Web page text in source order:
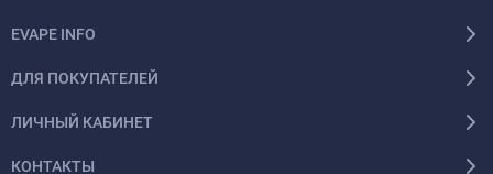
EVAPE INFO
ДЛЯ ПОКУПАТЕЛЕЙ
ЛИЧНЫЙ КАБИНЕТ
КОНТАКТЫ